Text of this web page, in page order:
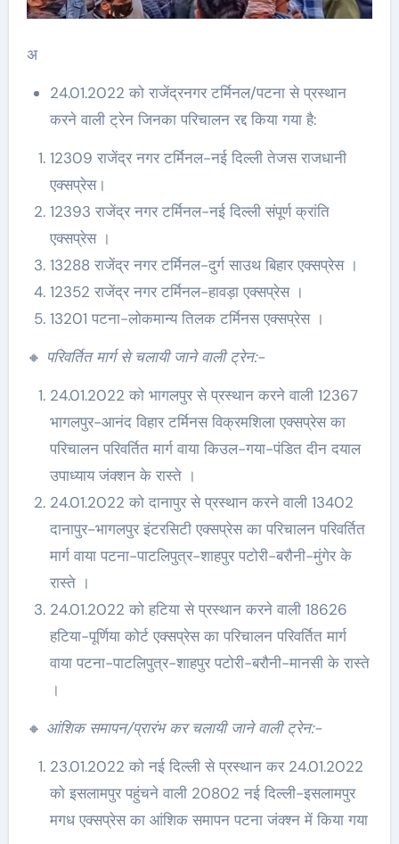
अ
24.01.2022 को राजेंद्रनगर टर्मिनल/पटना से प्रस्थान
करने वाली ट्रेन जिनका परिचालन रद्द किया गया है:
12309 राजेंद्र नगर टर्मिनल-नई दिल्ली तेजस राजधानी
एक्सप्रेस।
12393 राजेंद्र नगर टर्मिनल-नई दिल्ली संपूर्ण क्रांति
एक्सप्रेस ।
13288 राजेंद्र नगर टर्मिनल-दुर्ग साउथ बिहार एक्सप्रेस ।
12352 राजेंद्र नगर टर्मिनल-हावड़ा एक्सप्रेस ।
13201 पटना-लोकमान्य तिलक टर्मिनस एक्सप्रेस ।
🔸 परिवर्तित मार्ग से चलायी जाने वाली ट्रेन:-
24.01.2022 को भागलपुर से प्रस्थान करने वाली 12367
भागलपुर-आनंद विहार टर्मिनस विक्रमशिला एक्सप्रेस का
परिचालन परिवर्तित मार्ग वाया किउल-गया-पंडित दीन दयाल
उपाध्याय जंक्शन के रास्ते ।
24.01.2022 को दानापुर से प्रस्थान करने वाली 13402
दानापुर-भागलपुर इंटरसिटी एक्सप्रेस का परिचालन परिवर्तित
मार्ग वाया पटना-पाटलिपुत्र-शाहपुर पटोरी-बरौनी-मुंगेर के
रास्ते ।
24.01.2022 को हटिया से प्रस्थान करने वाली 18626
हटिया-पूर्णिया कोर्ट एक्सप्रेस का परिचालन परिवर्तित मार्ग
वाया पटना-पाटलिपुत्र-शाहपुर पटोरी-बरौनी-मानसी के रास्ते
।
🔸 आंशिक समापन/प्रारंभ कर चलायी जाने वाली ट्रेन:-
23.01.2022 को नई दिल्ली से प्रस्थान कर 24.01.2022
को इसलामपुर पहुंचने वाली 20802 नई दिल्ली-इसलामपुर
मगध एक्सप्रेस का आंशिक समापन पटना जंक्श्न में किया गया